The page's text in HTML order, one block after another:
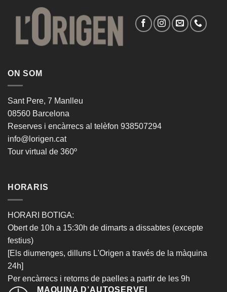
ON SOM
Sant Pere, 7 Manlleu
08560 Barcelona
Reserves i encàrrecs al telèfon 938507294
info@lorigen.cat
Tour virtual de 360º
HORARIS
HORARI BOTIGA:
Obert de 10h a 15:30h de dimarts a dissabtes (excepte
festius)
[Els diumenges, dilluns L'Origen a través de la màquina
24h]
Per encàrrecs i retorns de paelles a partir de les 9h
MAQUINA D’AUTOSERVEI